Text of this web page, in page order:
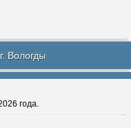
Вологды
года.